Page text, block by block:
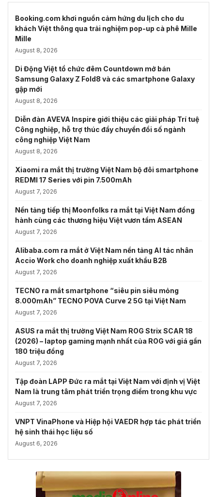
Booking.com khơi nguồn cảm hứng du lịch cho du
khách Việt thông qua trải nghiệm pop-up cà phê Mille
Mille
August 8, 2026
Di Động Việt tổ chức đêm Countdown mở bán
Samsung Galaxy Z Fold8 và các smartphone Galaxy
gập mới
August 8, 2026
Diễn đàn AVEVA Inspire giới thiệu các giải pháp Trí tuệ
Công nghiệp, hỗ trợ thúc đẩy chuyển đổi số ngành
công nghiệp Việt Nam
August 8, 2026
Xiaomi ra mắt thị trường Việt Nam bộ đôi smartphone
REDMI 17 Series với pin 7.500mAh
August 7, 2026
Nền tảng tiếp thị Moonfolks ra mắt tại Việt Nam đồng
hành cùng các thương hiệu Việt vươn tầm ASEAN
August 7, 2026
Alibaba.com ra mắt ở Việt Nam nền tảng AI tác nhân
Accio Work cho doanh nghiệp xuất khẩu B2B
August 7, 2026
TECNO ra mắt smartphone “siêu pin siêu mỏng
8.000mAh” TECNO POVA Curve 2 5G tại Việt Nam
August 7, 2026
ASUS ra mắt thị trường Việt Nam ROG Strix SCAR 18
(2026) – laptop gaming mạnh nhất của ROG với giá gần
180 triệu đồng
August 7, 2026
Tập đoàn LAPP Đức ra mắt tại Việt Nam với định vị Việt
Nam là trung tâm phát triển trọng điểm trong khu vực
August 7, 2026
VNPT VinaPhone và Hiệp hội VAEDR hợp tác phát triển
hệ sinh thái học liệu số
August 6, 2026